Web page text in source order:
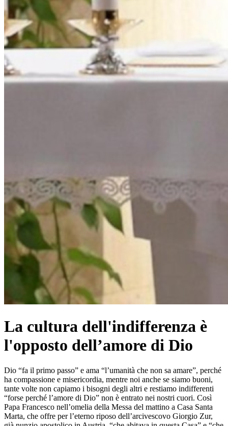
La cultura dell'indifferenza è
l'opposto dell’amore di Dio
Dio “fa il primo passo” e ama “l’umanità che non sa amare”, perché
ha compassione e misericordia, mentre noi anche se siamo buoni,
tante volte non capiamo i bisogni degli altri e restiamo indifferenti
“forse perché l’amore di Dio” non è entrato nei nostri cuori. Così
Papa Francesco nell’omelia della Messa del mattino a Casa Santa
Marta, che offre per l’eterno riposo dell’arcivescovo Giorgio Zur,